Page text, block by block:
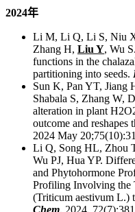
2024年
Li M, Li Q, Li S, Niu
Zhang H, Liu Y, Wu
functions in the
partitioning into seeds.
Sun K, Pan YT, Jiang
Shabala S, Zhang W,
alteration in plant
outcome and reshapes
2024 May
Li Q, Song HL, Zhou
Wu PJ, Hua YP.
and Phytohormone
Profiling Involving the
(Triticum aestivum L.)
Chem. 2024,